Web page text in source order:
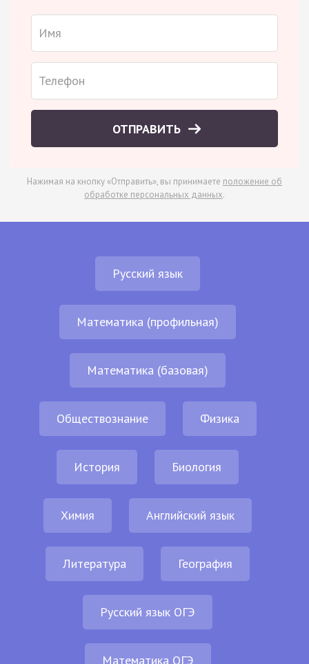
ОТПРАВИТЬ
Нажимая на кнопку «Отправить», вы принимаете положение об
обработке персональных данных.
Русский язык
Математика (профильная)
Математика (базовая)
Обществознание Физика
История Биология
Химия Английский язык
Литература География
Русский язык ОГЭ
Математика ОГЭ